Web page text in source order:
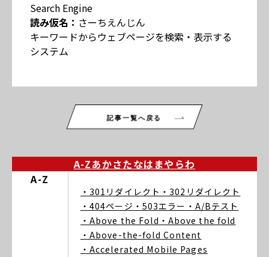
Search Engine
読み仮名： さーちえんじん
キーワードからウェブページを検索・表示する
システム
記事一覧へ戻る
A-Zあかさたなは まや らわ
A-Z
・301リダイレクト ・302リダイレクト
・404ページ ・503エラー ・A/Bテスト
・Above the Fold ・Above the fold
・Above-the-fold Content
・Accelerated Mobile Pages